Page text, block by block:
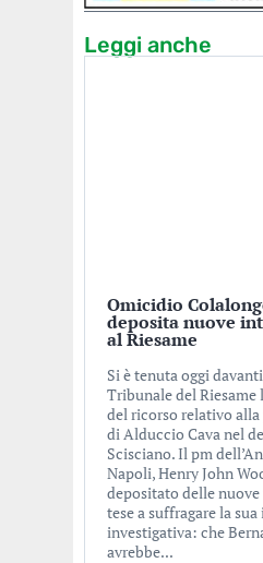
Leggi anche
Omicidio
deposita nuove
al Riesame
Si è tenuta oggi
Tribunale del Riesame
del ricorso relativo
di Alduccio Cava nel
Scisciano. Il pm
Napoli, Henry John
depositato delle
tese a suffragare la
investigativa: che
avrebbe...